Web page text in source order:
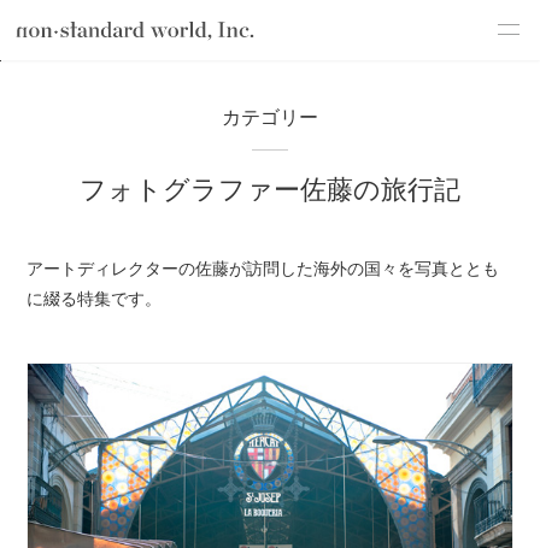
csr
works
recruit
atelier
カテゴリー
フォトグラファー佐藤の旅行記
アートディレクターの佐藤が訪問した海外の国々を写真ととも
に綴る特集です。